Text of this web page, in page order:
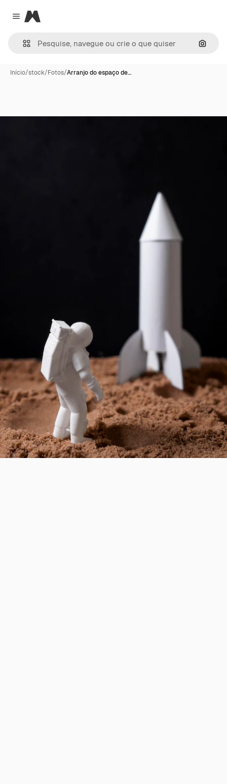
Close menu
Magnific
Início/stock/Fotos/Arranjo do espaço de…